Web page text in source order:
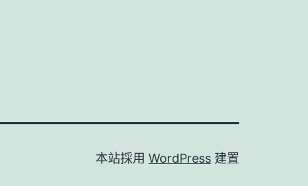
本站採用 WordPress 建置